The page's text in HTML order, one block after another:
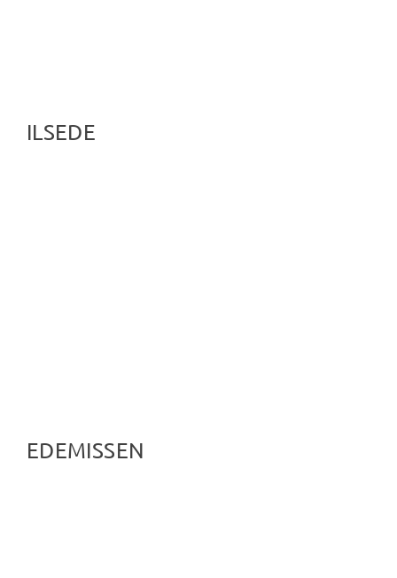
ILSEDE
EDEMISSEN